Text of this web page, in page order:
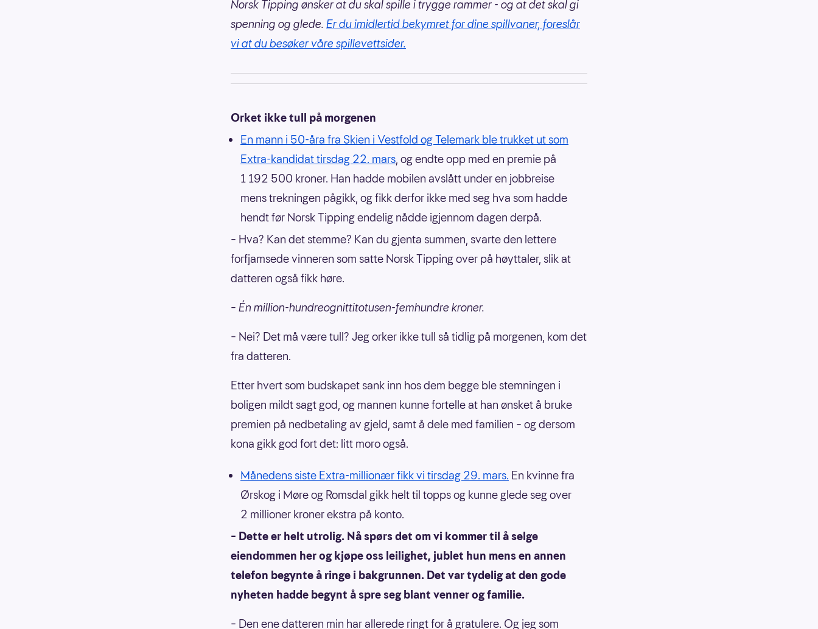
Norsk Tipping ønsker at du skal spille i trygge rammer - og at det skal gi
spenning og glede. Er du imidlertid bekymret for dine spillvaner, foreslår
vi at du besøker våre spillevettsider.
Orket ikke tull på morgenen
En mann i 50-åra fra Skien i Vestfold og Telemark ble trukket ut som
Extra-kandidat tirsdag 22. mars, og endte opp med en premie på
1 192 500 kroner. Han hadde mobilen avslått under en jobbreise
mens trekningen pågikk, og fikk derfor ikke med seg hva som hadde
hendt før Norsk Tipping endelig nådde igjennom dagen derpå.
– Hva? Kan det stemme? Kan du gjenta summen, svarte den lettere
forfjamsede vinneren som satte Norsk Tipping over på høyttaler, slik at
datteren også fikk høre.
– Én million-hundreognittitotusen-femhundre kroner.
– Nei? Det må være tull? Jeg orker ikke tull så tidlig på morgenen, kom det
fra datteren.
Etter hvert som budskapet sank inn hos dem begge ble stemningen i
boligen mildt sagt god, og mannen kunne fortelle at han ønsket å bruke
premien på nedbetaling av gjeld, samt å dele med familien – og dersom
kona gikk god fort det: litt moro også.
Månedens siste Extra-millionær fikk vi tirsdag 29. mars. En kvinne fra
Ørskog i Møre og Romsdal gikk helt til topps og kunne glede seg over
2 millioner kroner ekstra på konto.
– Dette er helt utrolig. Nå spørs det om vi kommer til å selge
eiendommen her og kjøpe oss leilighet, jublet hun mens en annen
telefon begynte å ringe i bakgrunnen. Det var tydelig at den gode
nyheten hadde begynt å spre seg blant venner og familie.
– Den ene datteren min har allerede ringt for å gratulere. Og jeg som